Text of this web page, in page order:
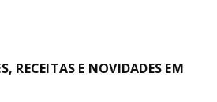
RECEITAS E NOVIDADES EM